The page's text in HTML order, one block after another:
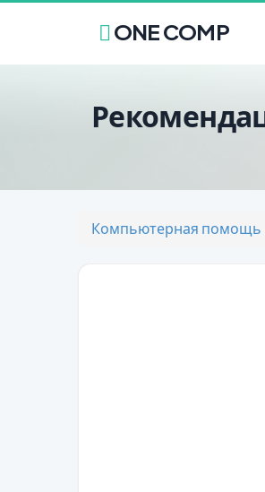
ONE COMP
Компьютерная помощь